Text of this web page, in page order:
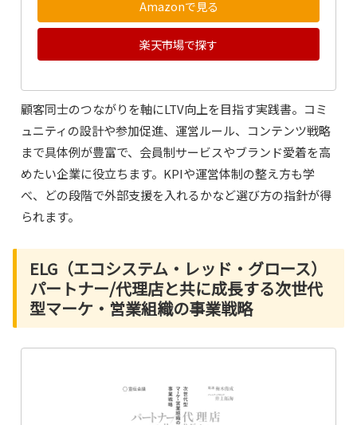
Amazonで見る
楽天市場で探す
顧客同士のつながりを軸にLTV向上を目指す実践書。コミ
ュニティの設計や参加促進、運営ルール、コンテンツ戦略
まで具体例が豊富で、会員制サービスやブランド愛着を高
めたい企業に役立ちます。KPIや運営体制の整え方も学
べ、どの段階で外部支援を入れるかなど選び方の指針が得
られます。
ELG（エコシステム・レッド・グロース）
パートナー/代理店と共に成長する次世代
型マーケ・営業組織の事業戦略